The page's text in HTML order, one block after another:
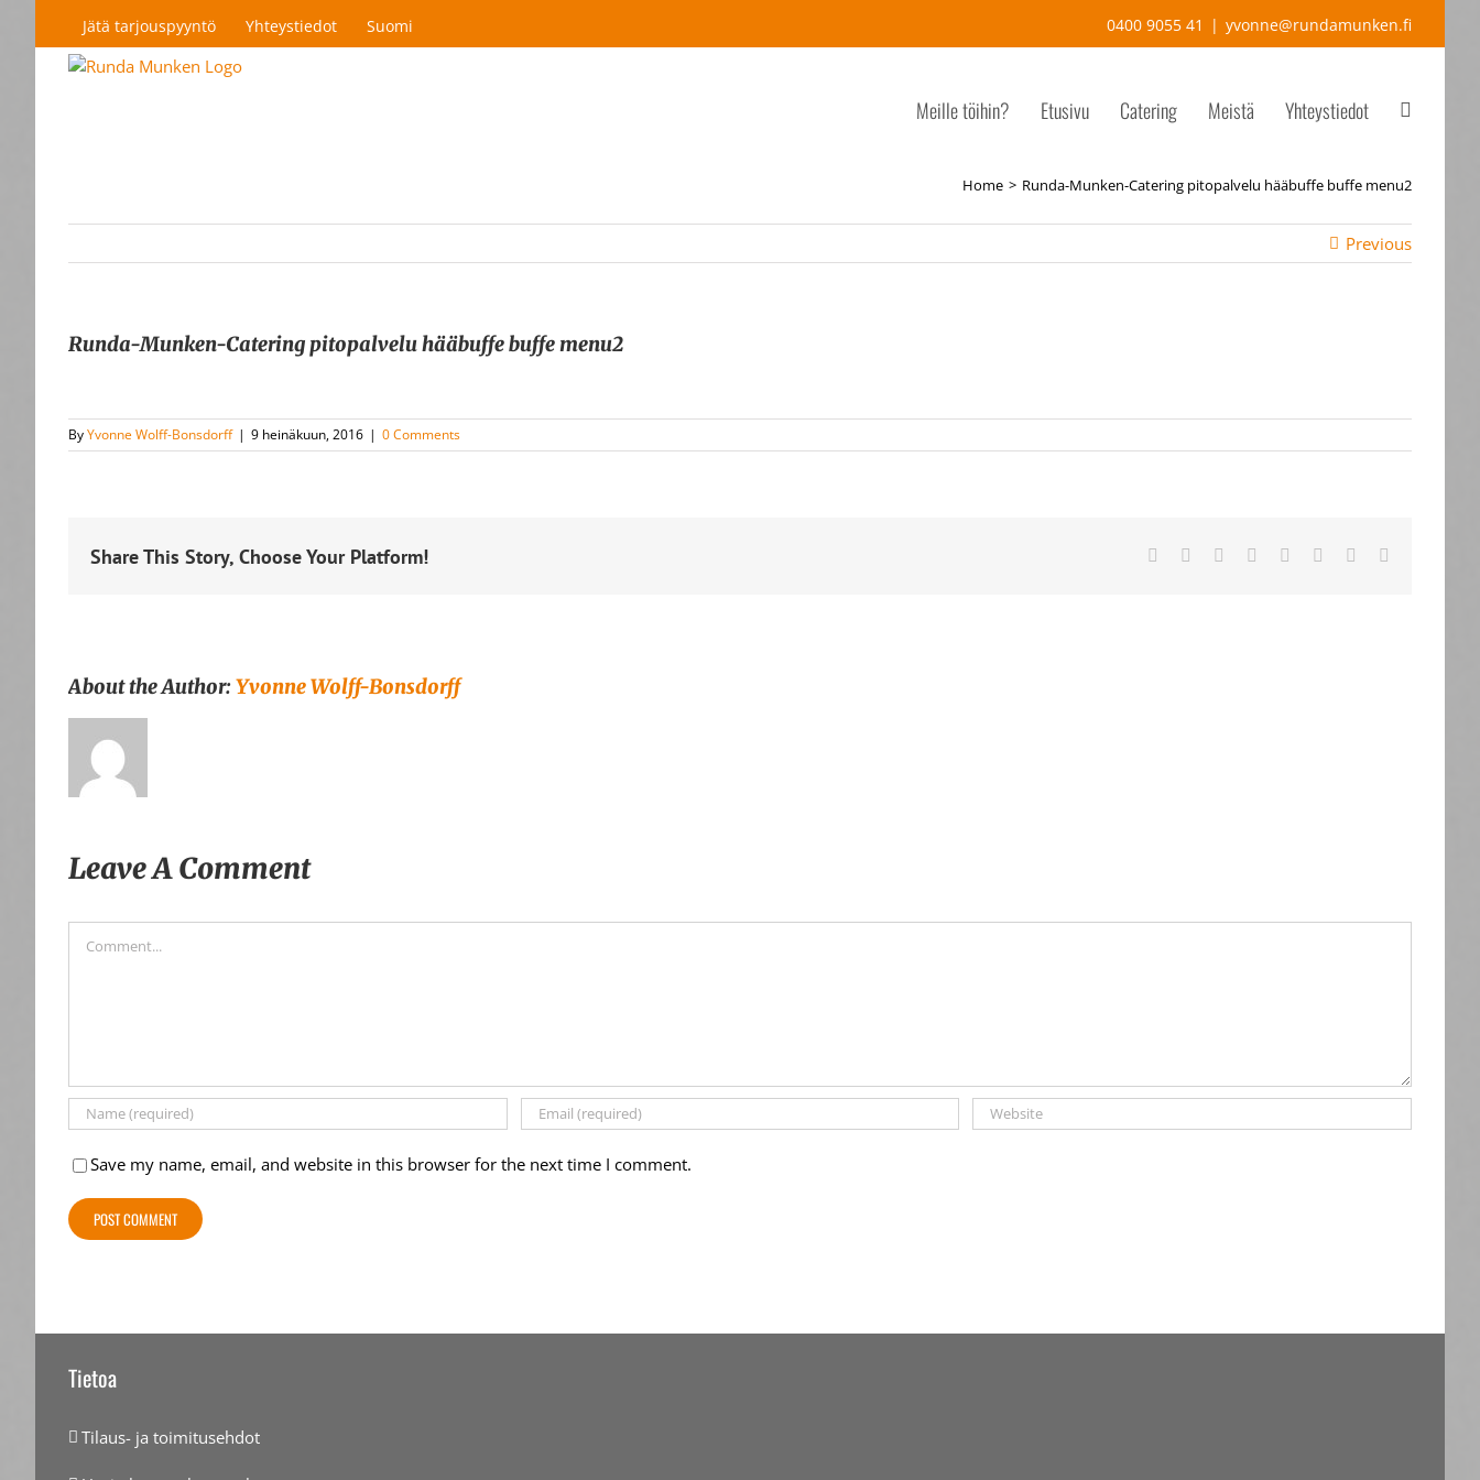
Jätä tarjouspyyntö Yhteystiedot Suomi 0400 9055 41 | yvonne@rundamunken.fi
Meille töihin? Etusivu Catering Meistä Yhteystiedot
Home Runda-Munken-Catering pitopalvelu hääbuffe buffe menu2
Previous
Runda-Munken-Catering pitopalvelu hääbuffe buffe menu2
ByYvonne Wolff-Bonsdorff | 9 heinäkuun, 2016 | 0 Comments
Share This Story, Choose Your Platform! Facebook Reddit LinkedIn
TumblrPinterest
About the Author:Yvonne Wolff-Bonsdorff
Leave A Comment
Save my name, email, and website in this browser for the next time I comment.
Tietoa
Tilaus- ja toimitusehdot